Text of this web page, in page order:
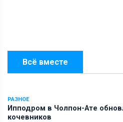
Всё вместе
РАЗНОЕ
Ипподром в Чолпон-Ате
кочевников